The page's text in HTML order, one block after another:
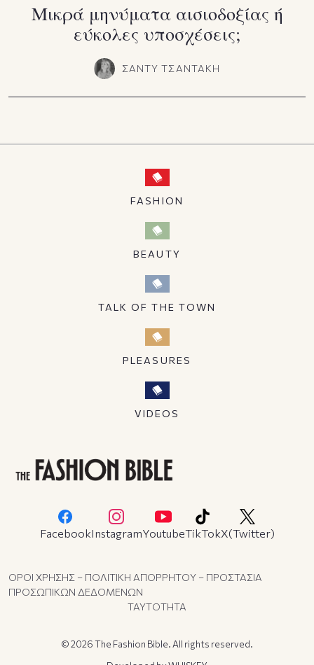
Μικρά μηνύματα αισιοδοξίας ή
εύκολες υποσχέσεις;
ΣΑΝΤΥ ΤΣΑΝΤΑΚΗ
FASHION
BEAUTY
TALK OF THE TOWN
PLEASURES
VIDEOS
FacebookInstagramYoutubeTikTokX(Twitter)
ΟΡΟΙ ΧΡΗΣΗΣ – ΠΟΛΙΤΙΚΗ ΑΠΟΡΡΗΤΟΥ – ΠΡΟΣΤΑΣΙΑ
ΠΡΟΣΩΠΙΚΩΝ ΔΕΔΟΜΕΝΩΝ
ΤΑΥΤΟΤΗΤΑ
© 2026 The Fashion Bible. All rights reserved.